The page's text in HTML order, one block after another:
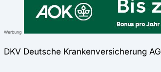
Werbung
DKV Deutsche Krankenversicherung AG